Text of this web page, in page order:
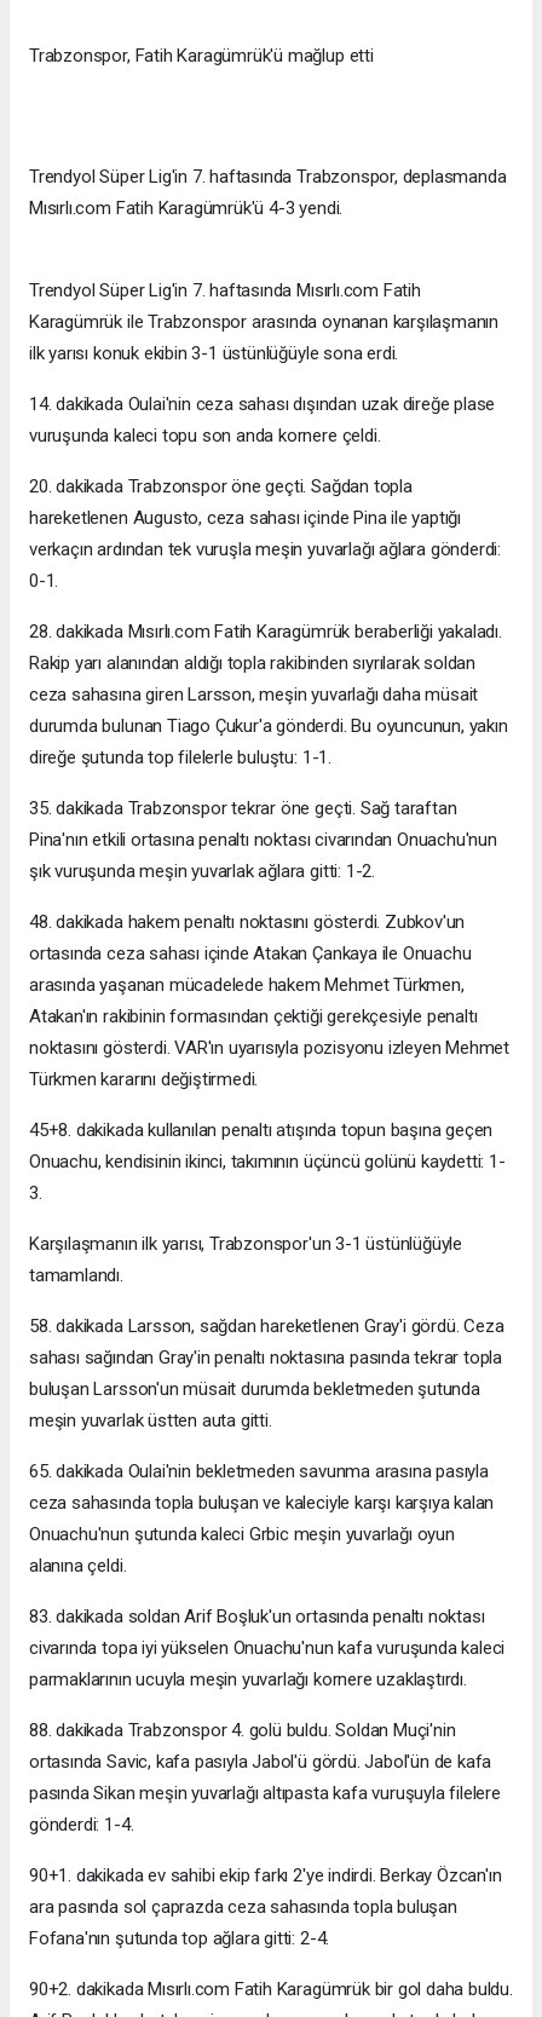
Trabzonspor, Fatih Karagümrük'ü mağlup etti
Trendyol Süper Lig'in 7. haftasında Trabzonspor, deplasmanda
Mısırlı.com Fatih Karagümrük'ü 4-3 yendi.
Trendyol Süper Lig'in 7. haftasında Mısırlı.com Fatih
Karagümrük ile Trabzonspor arasında oynanan karşılaşmanın
ilk yarısı konuk ekibin 3-1 üstünlüğüyle sona erdi.
14. dakikada Oulai'nin ceza sahası dışından uzak direğe plase
vuruşunda kaleci topu son anda kornere çeldi.
20. dakikada Trabzonspor öne geçti. Sağdan topla
hareketlenen Augusto, ceza sahası içinde Pina ile yaptığı
verkaçın ardından tek vuruşla meşin yuvarlağı ağlara gönderdi:
0-1.
28. dakikada Mısırlı.com Fatih Karagümrük beraberliği yakaladı.
Rakip yarı alanından aldığı topla rakibinden sıyrılarak soldan
ceza sahasına giren Larsson, meşin yuvarlağı daha müsait
durumda bulunan Tiago Çukur'a gönderdi. Bu oyuncunun, yakın
direğe şutunda top filelerle buluştu: 1-1.
35. dakikada Trabzonspor tekrar öne geçti. Sağ taraftan
Pina'nın etkili ortasına penaltı noktası civarından Onuachu'nun
şık vuruşunda meşin yuvarlak ağlara gitti: 1-2.
48. dakikada hakem penaltı noktasını gösterdi. Zubkov'un
ortasında ceza sahası içinde Atakan Çankaya ile Onuachu
arasında yaşanan mücadelede hakem Mehmet Türkmen,
Atakan'ın rakibinin formasından çektiği gerekçesiyle penaltı
noktasını gösterdi. VAR'ın uyarısıyla pozisyonu izleyen Mehmet
Türkmen kararını değiştirmedi.
45+8. dakikada kullanılan penaltı atışında topun başına geçen
Onuachu, kendisinin ikinci, takımının üçüncü golünü kaydetti: 1-
3.
Karşılaşmanın ilk yarısı, Trabzonspor'un 3-1 üstünlüğüyle
tamamlandı.
58. dakikada Larsson, sağdan hareketlenen Gray'i gördü. Ceza
sahası sağından Gray'in penaltı noktasına pasında tekrar topla
buluşan Larsson'un müsait durumda bekletmeden şutunda
meşin yuvarlak üstten auta gitti.
65. dakikada Oulai'nin bekletmeden savunma arasına pasıyla
ceza sahasında topla buluşan ve kaleciyle karşı karşıya kalan
Onuachu'nun şutunda kaleci Grbic meşin yuvarlağı oyun
alanına çeldi.
83. dakikada soldan Arif Boşluk'un ortasında penaltı noktası
civarında topa iyi yükselen Onuachu'nun kafa vuruşunda kaleci
parmaklarının ucuyla meşin yuvarlağı kornere uzaklaştırdı.
88. dakikada Trabzonspor 4. golü buldu. Soldan Muçi'nin
ortasında Savic, kafa pasıyla Jabol'ü gördü. Jabol'ün de kafa
pasında Sikan meşin yuvarlağı altıpasta kafa vuruşuyla filelere
gönderdi: 1-4.
90+1. dakikada ev sahibi ekip farkı 2'ye indirdi. Berkay Özcan'ın
ara pasında sol çaprazda ceza sahasında topla buluşan
Fofana'nın şutunda top ağlara gitti: 2-4.
90+2. dakikada Mısırlı.com Fatih Karagümrük bir gol daha buldu.